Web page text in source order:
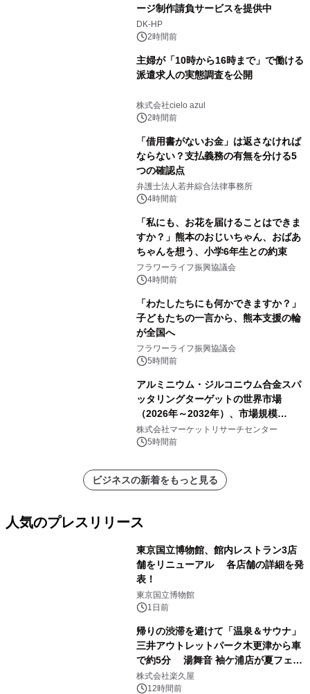
ージ制作請負サービスを提供中
DK-HP
2時間前
主婦が「10時から16時まで」で働ける
派遣求人の実態調査を公開
株式会社cielo azul
2時間前
「借用書がないお金」は返さなければ
ならない？支払義務の有無を分ける5
つの確認点
弁護士法人若井綜合法律事務所
4時間前
「私にも、お花を届けることはできま
すか？」熊本のおじいちゃん、おばあ
ちゃんを想う、小学6年生との約束
フラワーライフ振興協議会
4時間前
「わたしたちにも何かできますか？」
子どもたちの一言から、熊本支援の輪
が全国へ
フラワーライフ振興協議会
5時間前
アルミニウム・ジルコニウム合金スパ
ッタリングターゲットの世界市場
（2026年～2032年）、市場規模
（0.995、0.999、その他）・分析レポ
ートを発表
株式会社マーケットリサーチセンター
5時間前
ビジネスの新着をもっと見る
人気のプレスリリース
東京国立博物館、館内レストラン3店
舗をリニューアル 各店舗の詳細を発
表！
東京国立博物館
1日前
帰りの渋滞を避けて「温泉＆サウナ」
三井アウトレットパーク木更津から車
で約5分 湯舞音 袖ケ浦店が夏フェア
メニューを提供
株式会社楽久屋
12時間前